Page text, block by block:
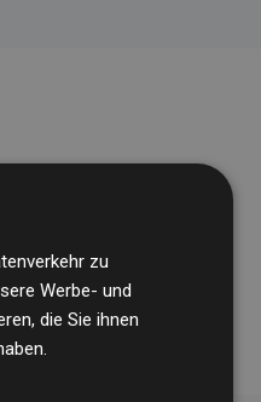
zu
Werbe- und
die Sie ihnen